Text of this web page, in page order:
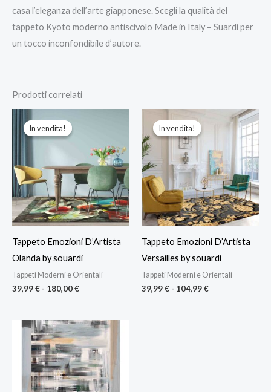
casa l’eleganza dell’arte giapponese. Scegli la qualità del
tappeto Kyoto moderno antiscivolo Made in Italy – Suardi per
un tocco inconfondibile d’autore.
Prodotti correlati
In vendita!
In vendita!
Tappeto Emozioni D’Artista
Olanda by souardi
Tappeti Moderni e Orientali
39,99€ - 180,00€
39,99 €
a
180,00 €
In vendita!
In vendita!
Tappeto Emozioni D’Artista
Versailles by souardi
Tappeti Moderni e Orientali
39,99€ - 104,99€
Fascia
39,99 €
a
104,99 €
Fascia
di
prezzo:
da
42,90 €
a
173,90 €